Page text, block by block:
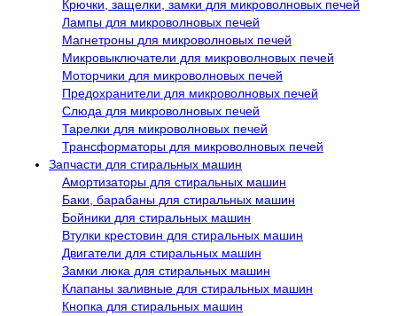
Крючки, защелки, замки для микроволновых печей
Лампы для микроволновых печей
Магнетроны для микроволновых печей
Микровыключатели для микроволновых печей
Моторчики для микроволновых печей
Предохранители для микроволновых печей
Слюда для микроволновых печей
Тарелки для микроволновых печей
Трансформаторы для микроволновых печей
Запчасти для стиральных машин
Амортизаторы для стиральных машин
Баки, барабаны для стиральных машин
Бойники для стиральных машин
Втулки крестовин для стиральных машин
Двигатели для стиральных машин
Замки люка для стиральных машин
Клапаны заливные для стиральных машин
Кнопка для стиральных машин